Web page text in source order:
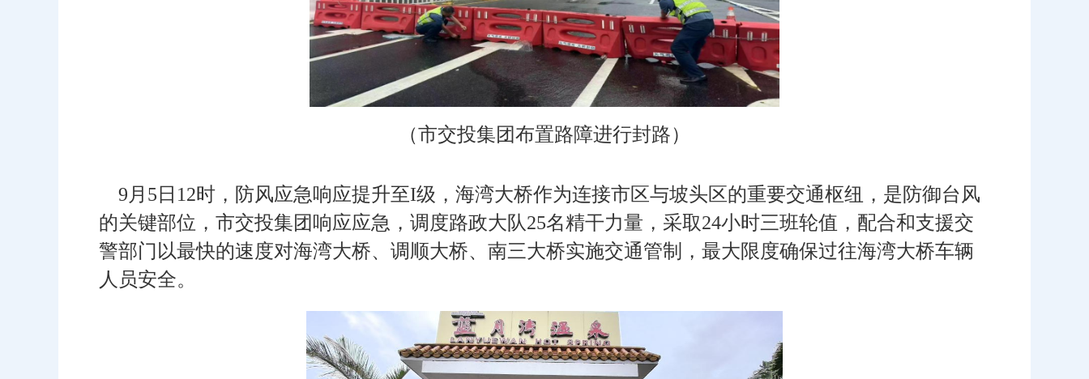
（市交投集团布置路障进行封路）
9月5日12时，防风应急响应提升至I级，海湾大桥作为连接市区与坡头区的重要交通枢纽，是防御台风
的关键部位，市交投集团响应应急，调度路政大队25名精干力量，采取24小时三班轮值，配合和支援交
警部门以最快的速度对海湾大桥、调顺大桥、南三大桥实施交通管制，最大限度确保过往海湾大桥车辆
人员安全。